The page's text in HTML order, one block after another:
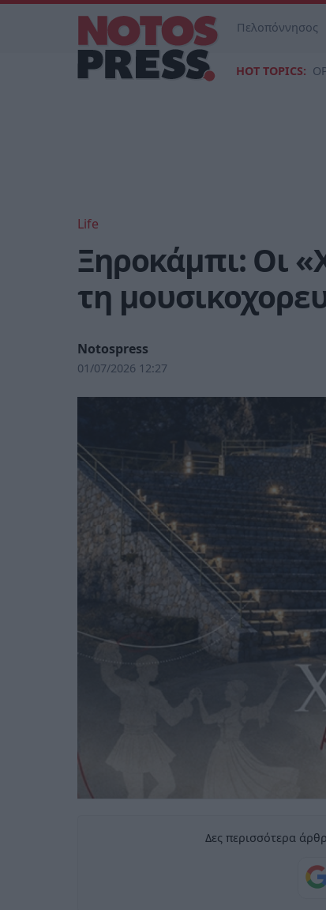
Πελοπόννησος
HOT TOPICS:
Life
Ξηροκάμπι: Οι
τη
Notospress
01/07/2026 12:27
Δες περισσότερα